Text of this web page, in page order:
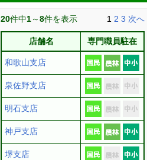
20件中1～8件を表示 1 2 3 次へ
店舗名 専門職員駐在
和歌山支店
泉佐野支店
明石支店
神戸支店
堺支店